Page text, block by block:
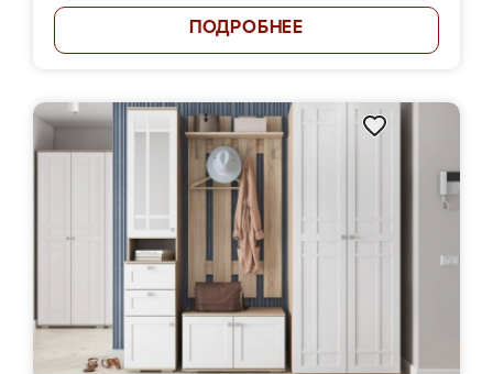
ПОДРОБНЕЕ